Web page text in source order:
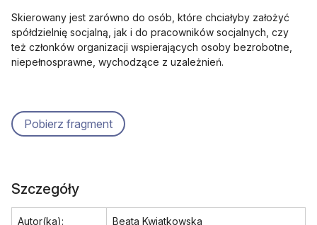
Skierowany jest zarówno do osób, które chciałyby założyć
spółdzielnię socjalną, jak i do pracowników socjalnych, czy
też członków organizacji wspierających osoby bezrobotne,
niepełnosprawne, wychodzące z uzależnień.
Pobierz fragment
Szczegóły
Autor(ka): Beata Kwiatkowska